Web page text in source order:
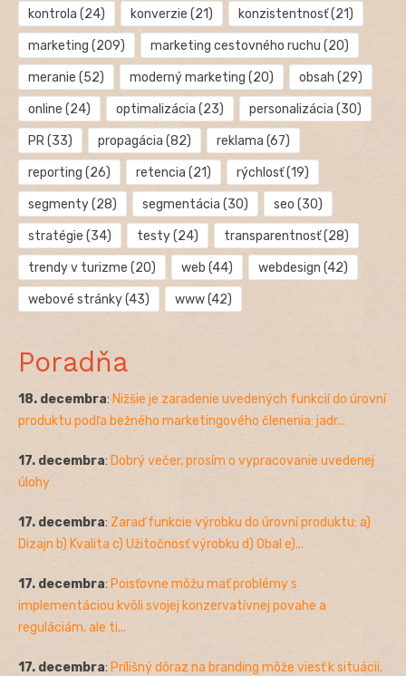
kontrola (24) konverzie (21) konzistentnosť(21)
marketing (209) marketing cestovného ruchu (20)
meranie (52) moderný marketing (20) obsah (29)
online (24) optimalizácia (23) personalizácia (30)
PR(33) propagácia (82) reklama (67)
reporting (26) retencia (21) rýchlosť(19)
segmenty(28) segmentácia (30) seo (30)
stratégie (34) testy(24) transparentnosť(28)
trendy v turizme (20) web (44) webdesign (42)
webové stránky(43) www(42)
Poradňa
18. decembra: Nižšie je zaradenie uvedených funkcií do úrovní
produktu podľa bežného marketingového členenia: jadr...
17. decembra: Dobrý večer, prosím o vypracovanie uvedenej
úlohy
17. decembra: Zaraď funkcie výrobku do úrovní produktu: a)
Dizajn b) Kvalita c) Užitočnosť výrobku d) Obal e)...
17. decembra: Poisťovne môžu mať problémy s
implementáciou kvôli svojej konzervatívnej povahe a
reguláciám, ale ti...
17. decembra: Prílišný dôraz na branding môže viesť k situácii,